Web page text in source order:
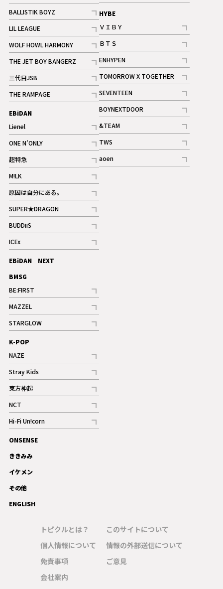
記事
BALLISTIK BOYZ
記事
LIL LEAGUE
記事
WOLF HOWL HARMONY
記事
THE JET BOY BANGERZ
記事
三代目JSB
記事
THE RAMPAGE
記事
ギャラリー
EBiDAN
Lienel
記事
ONE N’ONLY
記事
超特急
記事
M!LK
記事
原因は自分にある。
記事
SUPER★DRAGON
記事
BUDDiiS
記事
ICEx
記事
EBiDAN NEXT
BMSG
BE:FIRST
記事
ギャラリー
MAZZEL
記事
ギャラリー
STARGLOW
記事
記事
HYBE
ＶＩＢＹ
記事
ＢＴＳ
記事
ENHYPEN
記事
TOMORROW X TOGETHER
記事
ギャラリー
SEVENTEEN
記事
BOYNEXTDOOR
記事
&TEAM
記事
TWS
記事
aoen
記事
K-POP
NAZE
記事
Stray Kids
記事
東方神起
記事
NCT
記事
Hi-Fi Un!corn
記事
ギャラリー
ONSENSE
ききみみ
イケメン
その他
ENGLISH
トピクルとは？
個人情報について
免責事項
会社案内
このサイトについて
情報の外部送信について
ご意見